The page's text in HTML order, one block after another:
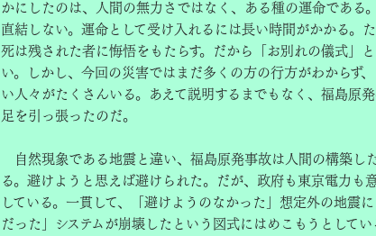
かにしたのは、人間の無力さではなく、ある種の運命である
直結しない。運命として受け入れるには長い時間がかかる。
死は残された者に悔悟をもたらす。だから「お別れの儀式」
い。しかし、今回の災害ではまだ多くの方の行方がわからず
い人々がたくさんいる。あえて説明するまでもなく、福島原
足を引っ張ったのだ。
自然現象である地震と違い、福島原発事故は人間の構築し
る。避けようと思えば避けられた。だが、政府も東京電力も
している。一貫して、「避けようのなかった」想定外の地震
だった」システムが崩壊したという図式にはめこもうとして